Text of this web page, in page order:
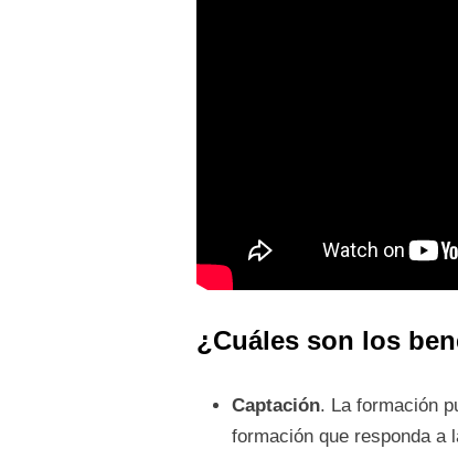
¿Cuáles son los
Captación. La formación
formación que responda a